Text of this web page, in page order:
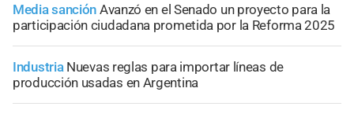
Media sanción Avanzó en el Senado un proyecto para la
participación ciudadana prometida por la Reforma 2025
Industria Nuevas reglas para importar líneas de
producción usadas en Argentina